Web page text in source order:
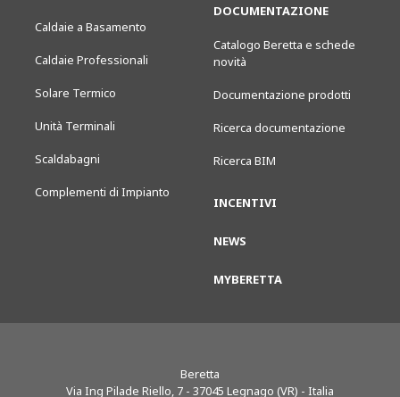
Caldaie a Basamento
Caldaie Professionali
Solare Termico
Unità Terminali
Scaldabagni
Complementi di Impianto
DOCUMENTAZIONE
Catalogo Beretta e schede
novità
Documentazione prodotti
Ricerca documentazione
Ricerca BIM
INCENTIVI
NEWS
MYBERETTA
Beretta
Via Ing Pilade Riello, 7 - 37045 Legnago (VR) - Italia